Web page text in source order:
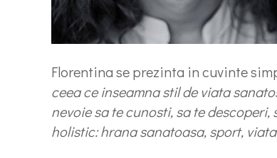
Florentina se prezinta in cuvinte
ceea ce inseamna stil de viata
nevoie sa te cunosti, sa te
holistic: hrana sanatoasa, sport,